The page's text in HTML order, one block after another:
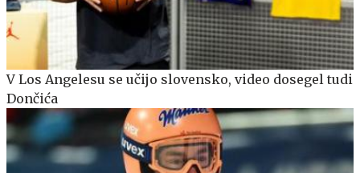
V Los Angelesu se učijo slovensko, video dosegel tudi
Dončića